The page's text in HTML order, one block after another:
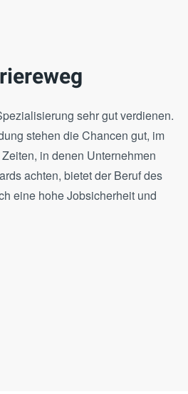
sehr gut verdienen.
stehen die Chancen gut, im
in denen Unternehmen
achten, bietet der Beruf des
eine hohe Jobsicherheit und